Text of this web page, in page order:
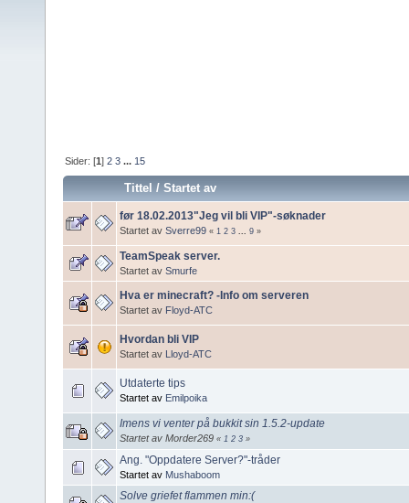
Sider: [1]2 3 ... 15
Tittel /Startet av
før 18.02.2013"Jeg vil bli VIP"-søknader
Startet av Sverre99 « 1 2 3 9 »
TeamSpeak server.
Startet av Smurfe
Hva er minecraft? -Info om serveren
Startet av Floyd-ATC
Hvordan bli VIP
Startet av Lloyd-ATC
Utdaterte tips
Startet av Emilpoika
Imens vi venter på bukkit sin 1.5.2-update
Startet av Morder269 « 1 2 3 »
Ang. "Oppdatere Server?"-tråder
Startet av Mushaboom
Solve griefet flammen min:(